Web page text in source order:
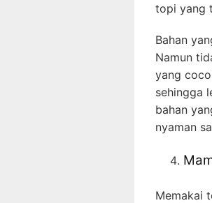
topi yang
Bahan
Namun
yang
sehingga
bahan
nyaman
Memakai